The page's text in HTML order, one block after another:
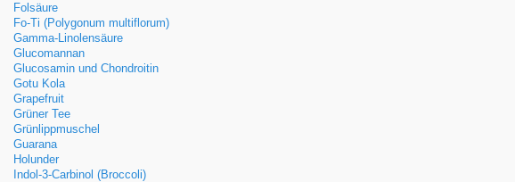
Folsäure
Fo-Ti (Polygonum multiflorum)
Gamma-Linolensäure
Glucomannan
Glucosamin und Chondroitin
Gotu Kola
Grapefruit
Grüner Tee
Grünlippmuschel
Guarana
Holunder
Indol-3-Carbinol (Broccoli)